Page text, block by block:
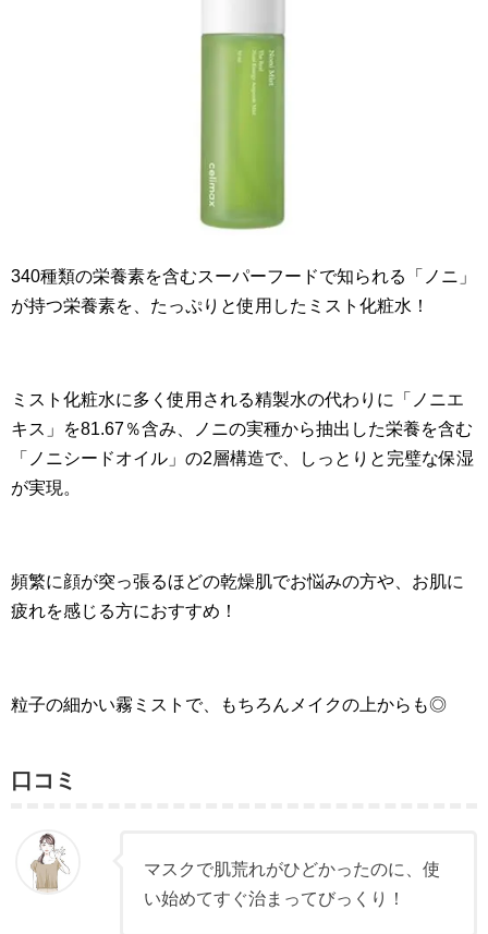
340種類の栄養素を含むスーパーフードで知られる「ノニ」
が持つ栄養素を、たっぷりと使用したミスト化粧水！
ミスト化粧水に多く使用される精製水の代わりに「ノニエ
キス」を81.67％含み、ノニの実種から抽出した栄養を含む
「ノニシードオイル」の2層構造で、しっとりと完璧な保湿
が実現。
頻繁に顔が突っ張るほどの乾燥肌でお悩みの方や、お肌に
疲れを感じる方におすすめ！
粒子の細かい霧ミストで、もちろんメイクの上からも◎
口コミ
マスクで肌荒れがひどかったのに、使
い始めてすぐ治まってびっくり！